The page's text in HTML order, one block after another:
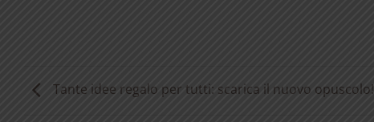
Tante idee regalo per tutti: scarica il nuovo opuscolo!